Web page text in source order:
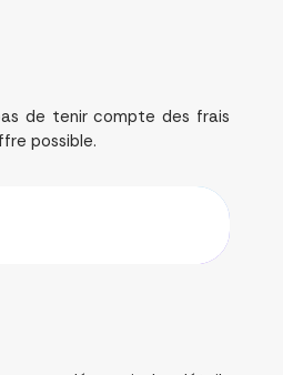
de tenir compte des frais
possible.